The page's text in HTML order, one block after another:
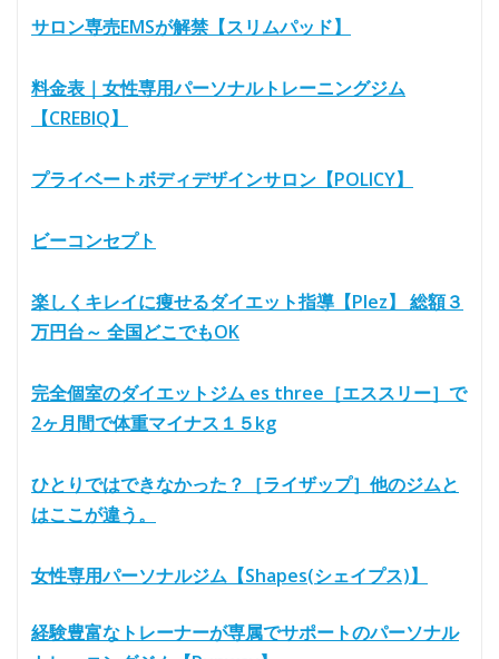
サロン専売EMSが解禁【スリムパッド】
料金表｜女性専用パーソナルトレーニングジム
【CREBIQ】
プライベートボディデザインサロン【POLICY】
ビーコンセプト
楽しくキレイに痩せるダイエット指導【Plez】 総額３
万円台～ 全国どこでもOK
完全個室のダイエットジム es three［エススリー］で
2ヶ月間で体重マイナス１５kg
ひとりではできなかった？［ライザップ］他のジムと
はここが違う。
女性専用パーソナルジム【Shapes(シェイプス)】
経験豊富なトレーナーが専属でサポートのパーソナル